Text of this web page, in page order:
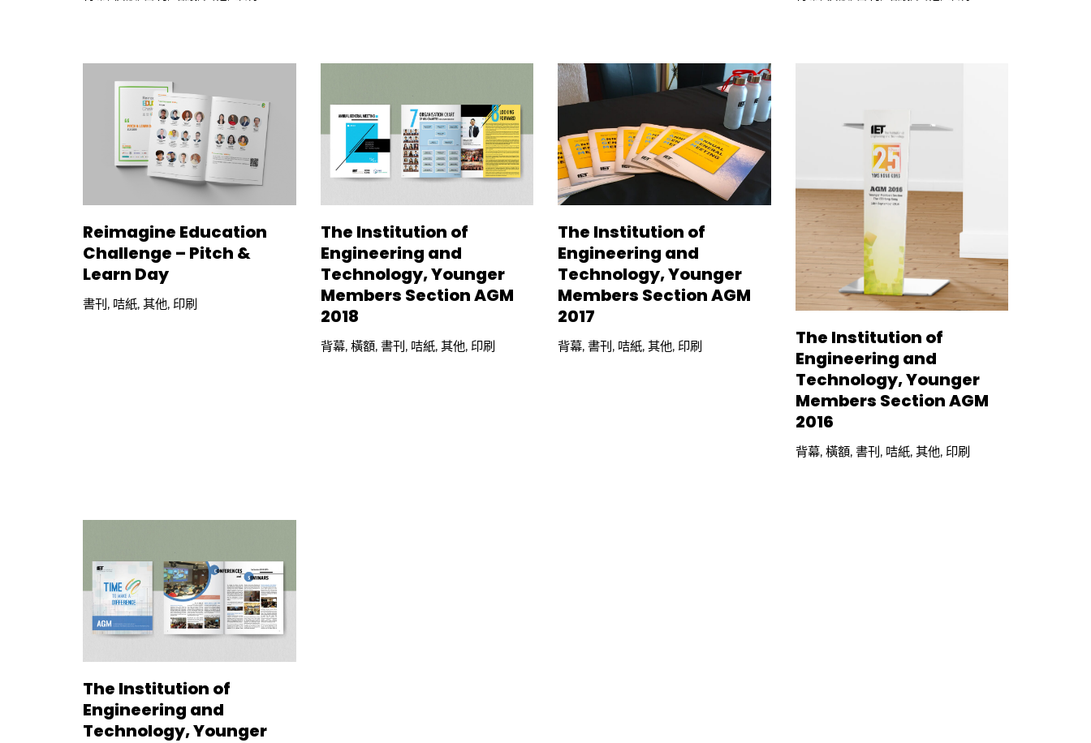
Reimagine Education
Challenge – Pitch &
Learn Day
書刊, 咭紙, 其他, 印刷
The Institution of
Engineering and
Technology, Younger
Members Section AGM
2018
背幕, 橫額, 書刊, 咭紙, 其他, 印刷
The Institution of
Engineering and
Technology, Younger
Members Section AGM
2017
背幕, 書刊, 咭紙, 其他, 印刷
The Institution of
Engineering and
Technology, Younger
Members Section AGM
2016
背幕, 橫額, 書刊 , 咭紙, 其他, 印刷
The Institution of
Engineering and
Technology, Younger